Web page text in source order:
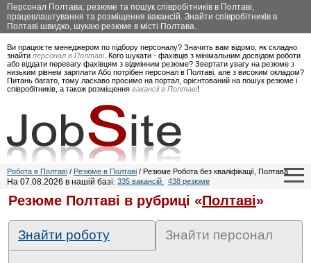
Персонал Полтава: резюме та пошук співробітників в Полтаві,
працевлаштування та розміщення вакансій. Знайти співробітників в
Полтаві швидко, шукаю резюме в місті Полтава.
Ви працюєте менеджером по підбору персоналу? Значить вам відомо, як складно
знайти персонал в Полтаві. Кого шукати - фахівців з мінімальним досвідом роботи
або віддати перевагу фахівцям з відмінним резюме? Звертати увагу на резюме з
низьким рівнем зарплати Або потрібен персонал в Полтаві, але з високим окладом?
Питань багато, тому ласкаво просимо на портал, орієнтований на пошук резюме і
співробітників, а також розміщення вакансії в Полтаві!
Робота в Полтаві / Резюме в Полтаві / Резюме Робота без кваліфікації, Полтава
На 07.08.2026 в нашій базі: 335 вакансій, 438 резюме
Резюме Полтаві в рубриці «Полтаві»
Знайти роботу Знайти персонал